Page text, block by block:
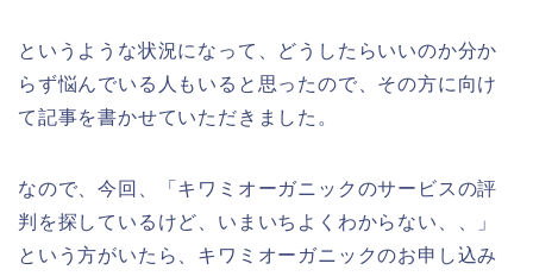
というような状況になって、どうしたらいいのか分か
らず悩んでいる人もいると思ったので、その方に向け
て記事を書かせていただきました。
なので、今回、「キワミオーガニックのサービスの評
判を探しているけど、いまいちよくわからない、、」
という方がいたら、キワミオーガニックのお申し込み